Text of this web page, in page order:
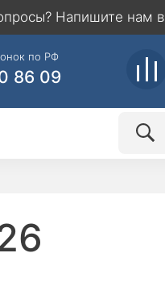
Напишите нам в
по РФ
86 09